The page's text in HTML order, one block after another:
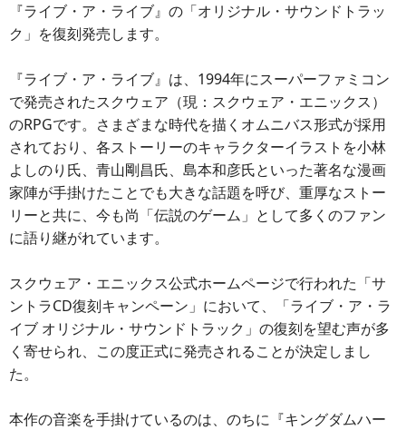
『ライブ・ア・ライブ』の「オリジナル・サウンドトラッ
ク」を復刻発売します。
『ライブ・ア・ライブ』は、1994年にスーパーファミコン
で発売されたスクウェア（現：スクウェア・エニックス）
のRPGです。さまざまな時代を描くオムニバス形式が採用
されており、各ストーリーのキャラクターイラストを小林
よしのり氏、青山剛昌氏、島本和彦氏といった著名な漫画
家陣が手掛けたことでも大きな話題を呼び、重厚なストー
リーと共に、今も尚「伝説のゲーム」として多くのファン
に語り継がれています。
スクウェア・エニックス公式ホームページで行われた「サ
ントラCD復刻キャンペーン」において、「ライブ・ア・ラ
イブ オリジナル・サウンドトラック」の復刻を望む声が多
く寄せられ、この度正式に発売されることが決定しまし
た。
本作の音楽を手掛けているのは、のちに『キングダムハー